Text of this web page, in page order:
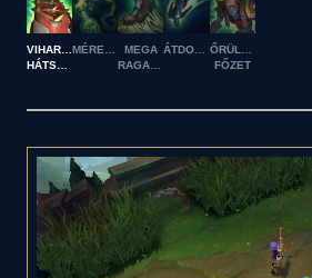
VIHAROS
MEGA
ŐRÜLETES
FŐZET